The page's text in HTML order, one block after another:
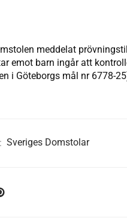
meddelat
emot barn ingår att
i Göteborgs mål nr 6778-
Sveriges Domstolar